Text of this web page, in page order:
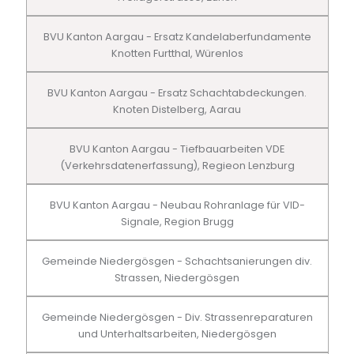
BVU Kanton Aargau - Ersatz Kandelaberfundamente
Knotten Furtthal, Würenlos
BVU Kanton Aargau - Ersatz Schachtabdeckungen.
Knoten Distelberg, Aarau
BVU Kanton Aargau - Tiefbauarbeiten VDE
(Verkehrsdatenerfassung), Regieon Lenzburg
BVU Kanton Aargau - Neubau Rohranlage für VID-
Signale, Region Brugg
Gemeinde Niedergösgen - Schachtsanierungen div.
Strassen, Niedergösgen
Gemeinde Niedergösgen - Div. Strassenreparaturen
und Unterhaltsarbeiten, Niedergösgen